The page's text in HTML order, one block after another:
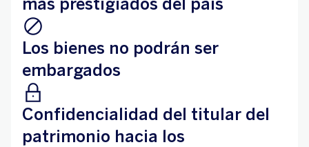
Los bienes no podrán ser
embargados
Confidencialidad del titular del
patrimonio hacia los